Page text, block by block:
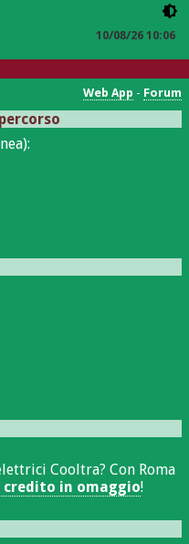
10/08/26 10:06
Web App - Forum
Cooltra? Con Roma
credito in omaggio!